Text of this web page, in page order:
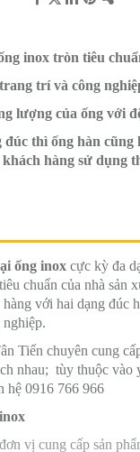
inox tròn tiêu
trí và công
lượng của ống với
đúc thì ống hàn cũng
hàng sử dụng
ống inox cực kỳ đa
chuẩn của nhà sản
với hai dạng đúc
Tiến chuyên cung
nhau; tùy thuộc vào
hệ 0916 766 966
vị cung cấp sản